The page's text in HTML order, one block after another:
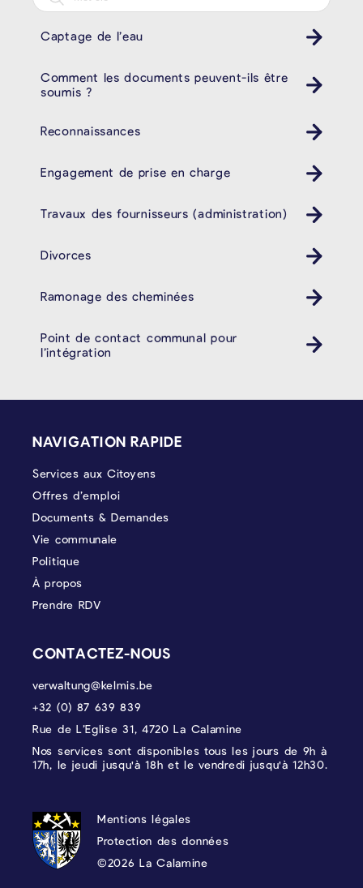
Captage de l’eau
Comment les documents peuvent-ils être
soumis ?
Reconnaissances
Engagement de prise en charge
Travaux des fournisseurs (administration)
Divorces
Ramonage des cheminées
Point de contact communal pour
l’intégration
NAVIGATION RAPIDE
Services aux Citoyens
Offres d’emploi
Documents & Demandes
Vie communale
Politique
À propos
Prendre RDV
CONTACTEZ-NOUS
verwaltung@kelmis.be
+32 (0) 87 639 839
Rue de L’Eglise 31, 4720 La Calamine
Nos services sont disponibles tous les jours de 9h à
17h, le jeudi jusqu'à 18h et le vendredi jusqu'à 12h30.
PROTECTION DES DONNÉES, MENTIONS
Mentions légales
Protection des données
©2026 La Calamine